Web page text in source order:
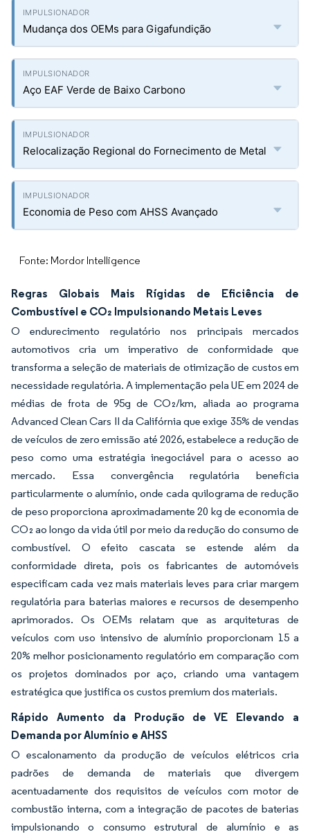
Mudança dos OEMs para Gigafundição
Aço EAF Verde de Baixo Carbono
Relocalização Regional do Fornecimento de Metal
Economia de Peso com AHSS Avançado
Fonte: Mordor Intelligence
Regras Globais Mais Rígidas de Eficiência de
Combustível e CO₂ Impulsionando Metais Leves
O endurecimento regulatório nos principais mercados
automotivos cria um imperativo de conformidade que
transforma a seleção de materiais de otimização de custos em
necessidade regulatória. A implementação pela UE em 2024 de
médias de frota de 95g de CO₂/km, aliada ao programa
Advanced Clean Cars II da Califórnia que exige 35% de vendas
de veículos de zero emissão até 2026, estabelece a redução de
peso como uma estratégia inegociável para o acesso ao
mercado. Essa convergência regulatória beneficia
particularmente o alumínio, onde cada quilograma de redução
de peso proporciona aproximadamente 20 kg de economia de
CO₂ ao longo da vida útil por meio da redução do consumo de
combustível. O efeito cascata se estende além da
conformidade direta, pois os fabricantes de automóveis
especificam cada vez mais materiais leves para criar margem
regulatória para baterias maiores e recursos de desempenho
aprimorados. Os OEMs relatam que as arquiteturas de
veículos com uso intensivo de alumínio proporcionam 15 a
20% melhor posicionamento regulatório em comparação com
os projetos dominados por aço, criando uma vantagem
estratégica que justifica os custos premium dos materiais.
Rápido Aumento da Produção de VE Elevando a
Demanda por Alumínio e AHSS
O escalonamento da produção de veículos elétricos cria
padrões de demanda de materiais que divergem
acentuadamente dos requisitos de veículos com motor de
combustão interna, com a integração de pacotes de baterias
impulsionando o consumo estrutural de alumínio e as